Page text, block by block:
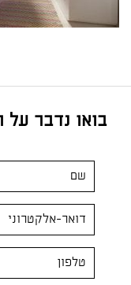
בואו נדבר